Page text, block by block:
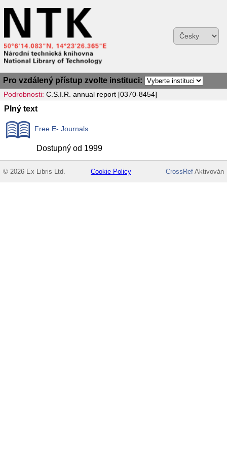
Pro vzdálený přístup zvolte instituci:
Podrobnosti: C.S.I.R. annual report [0370-8454]
Plný text
Free E- Journals
Dostupný od 1999
© 2026 Ex Libris Ltd. Cookie Policy CrossRefAktivován